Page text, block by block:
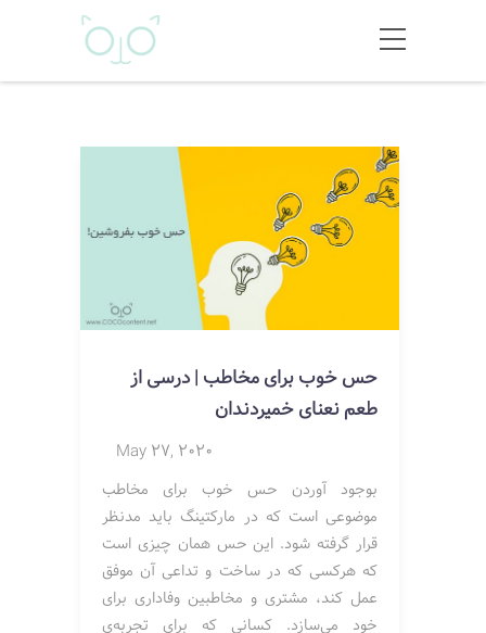
حس خوب برای مخاطب | درسی از
طعم نعنای خمیردندان
May 27, 2020
بوجود ‌آوردن حس خوب برای مخاطب
موضوعی است که در مارکتینگ باید مد‌نظر
قرار گرفته شود. این حس همان چیزی است
که هركسی كه در ساخت و تداعی آن موفق
عمل کند، مشتری و مخاطبين وفاداری برای
خود مي‌سازد. كسانی كه برای تجربه‌ی